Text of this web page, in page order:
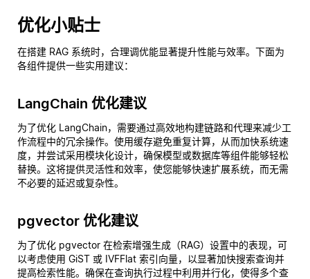
优化小贴士
在搭建 RAG 系统时，合理调优能显著提升性能与效率。下面为
各组件提供一些实用建议：
LangChain 优化建议
为了优化 LangChain，需要通过高效地构建链路和代理来减少工
作流程中的冗余操作。使用缓存避免重复计算，从而加快系统速
度，并尝试采用模块化设计，确保模型或数据库等组件能够轻松
替换。这将提供灵活性和效率，使您能够快速扩展系统，而无需
不必要的延迟或复杂性。
pgvector 优化建议
为了优化 pgvector 在检索增强生成（RAG）设置中的表现，可
以考虑使用 GiST 或 IVFFlat 索引向量，以显著加快搜索查询并
提高检索性能。确保在查询执行过程中利用并行化，使得多个查